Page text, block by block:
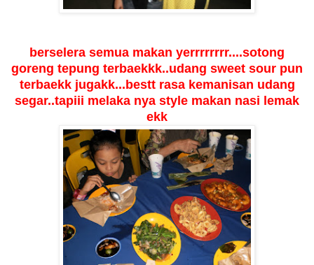
berselera semua makan yerrrrrrrr....sotong
goreng tepung terbaekkk..udang sweet sour pun
terbaekk jugakk...bestt rasa kemanisan udang
segar..tapiii melaka nya style makan nasi lemak
ekk